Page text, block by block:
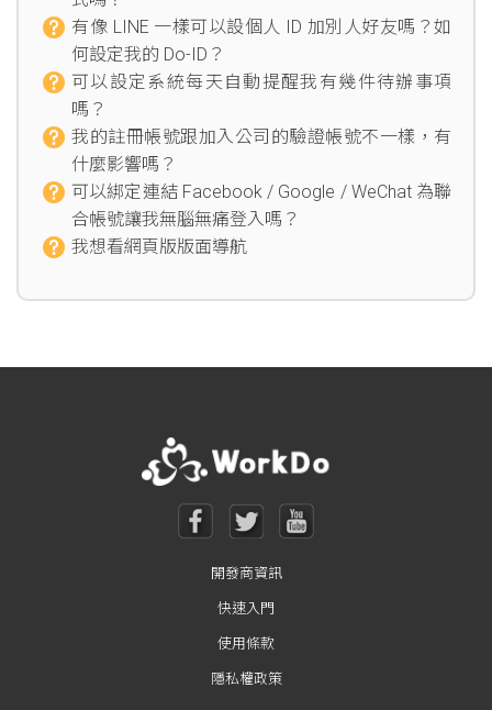
有像 LINE 一樣可以設個人 ID 加別人好友嗎？如
何設定我的 Do-ID？
可以設定系統每天自動提醒我有幾件待辦事項
嗎？
我的註冊帳號跟加入公司的驗證帳號不一樣，有
什麼影響嗎？
可以綁定連結 Facebook / Google / WeChat 為聯
合帳號讓我無腦無痛登入嗎？
我想看網頁版版面導航
開發商資訊
快速入門
使用條款
隱私權政策